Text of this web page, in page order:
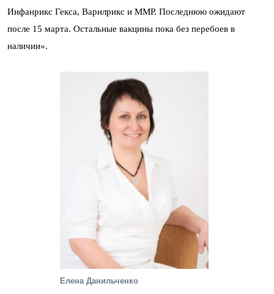
Инфанрикс Гекса, Варилрикс и ММР. Последнюю ожидают
после 15 марта. Остальные вакцины пока без перебоев в
наличии».
Елена Данильченко